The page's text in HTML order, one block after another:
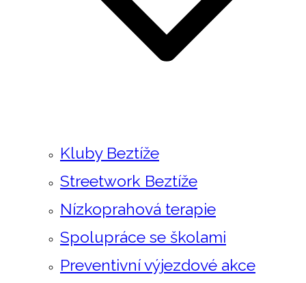
Kluby Beztíže
Streetwork Beztíže
Nízkoprahová terapie
Spolupráce se školami
Preventivní výjezdové akce